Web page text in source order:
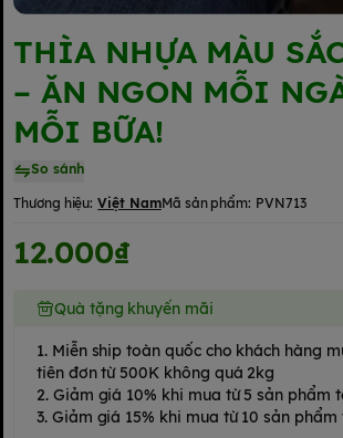
THÌA NHỰA MÀU
– ĂN NGON MỖI
MỖI BỮA!
So sánh
Thương hiệu: Việt NamMã sản phẩm: PVN713
12.000₫
Quà tặng khuyến mãi
1. Miễn ship toàn quốc cho khách hàng
tiên đơn từ 500K không quá 2kg
2. Giảm giá 10% khi mua từ 5 sản phẩm
3. Giảm giá 15% khi mua từ 10 sản